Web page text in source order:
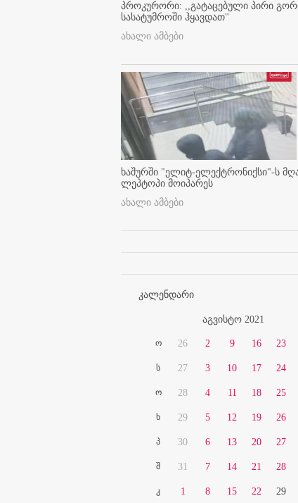
პროკურორი: ,,გატაცებული პირი
სასატუმროში ჰყავდათ''
ახალი ამბები
ხაშურში "ელიტ-ელექტრონიქსი"-ს
ლეპტოპი მოიპარეს
ახალი ამბები
კალენდარი
აგვისტო 2021
ო
ს
ო
ხ
პ
შ
კ
26
27
28
29
30
31
1
2
3
4
5
6
7
8
9
10
11
12
13
14
15
16
17
18
19
20
21
22
23
24
25
26
27
28
29